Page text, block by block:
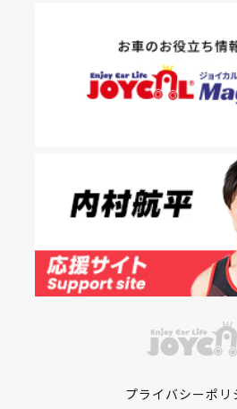
プライバシーポリ